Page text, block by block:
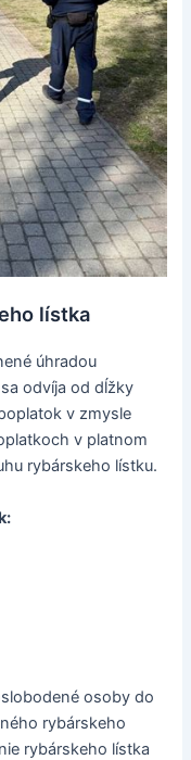
lístka
úhradou
odvíja od dĺžky
v zmysle
v platnom
rybárskeho lístku.
osoby do
rybárskeho
rybárskeho lístka